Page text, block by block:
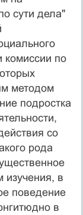
сути дела"
комиссии по
методом
подростка
со
рода
изучения, в
поведение
в